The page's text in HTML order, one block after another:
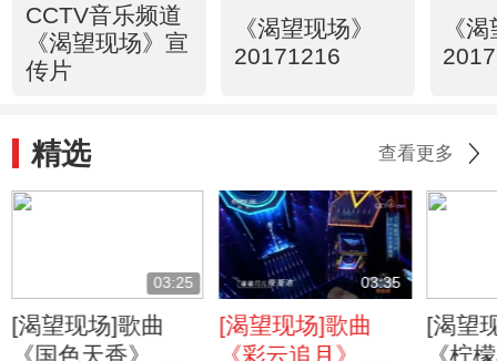
CCTV音乐频道
《渴望现场》宣
传片
《渴望现场》
20171216
《
精选 查看更多
03:25
[渴望现场]歌曲
《国色天香》 演
03:35
[渴望现场]歌曲
《彩云追月》 演
[渴望
《柠